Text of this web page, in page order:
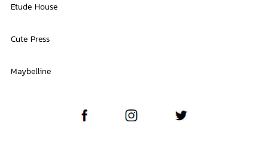
Etude House
Cute Press
Maybelline